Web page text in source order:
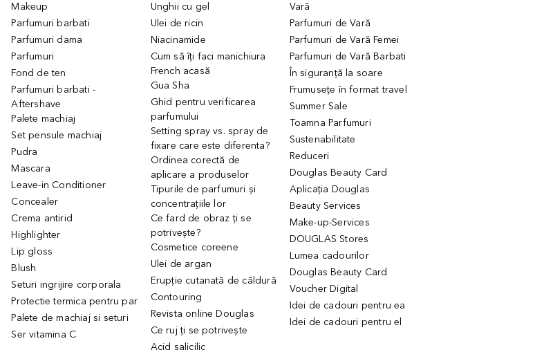
Makeup
Parfumuri barbati
Parfumuri dama
Parfumuri
Fond de ten
Parfumuri barbati -
Aftershave
Palete machiaj
Set pensule machiaj
Pudra
Mascara
Leave-in Conditioner
Concealer
Crema antirid
Highlighter
Lip gloss
Blush
Seturi ingrijire corporala
Protectie termica pentru par
Palete de machiaj si seturi
Ser vitamina C
Unghii cu gel
Ulei de ricin
Niacinamide
Cum să îți faci manichiura
French acasă
Gua Sha
Ghid pentru verificarea
parfumului
Setting spray vs. spray de
fixare care este diferenta?
Ordinea corectă de
aplicare a produselor
Tipurile de parfumuri și
concentrațiile lor
Ce fard de obraz ți se
potrivește?
Cosmetice coreene
Ulei de argan
Erupție cutanată de căldură
Contouring
Revista online Douglas
Ce ruj ți se potrivește
Acid salicilic
Vară
Parfumuri de Vară
Parfumuri de Vară Femei
Parfumuri de Vară Barbati
În siguranță la soare
Frumusețe în format travel
Summer Sale
Toamna Parfumuri
Sustenabilitate
Reduceri
Douglas Beauty Card
Aplicația Douglas
Beauty Services
Make-up-Services
DOUGLAS Stores
Lumea cadourilor
Douglas Beauty Card
Voucher Digital
Idei de cadouri pentru ea
Idei de cadouri pentru el